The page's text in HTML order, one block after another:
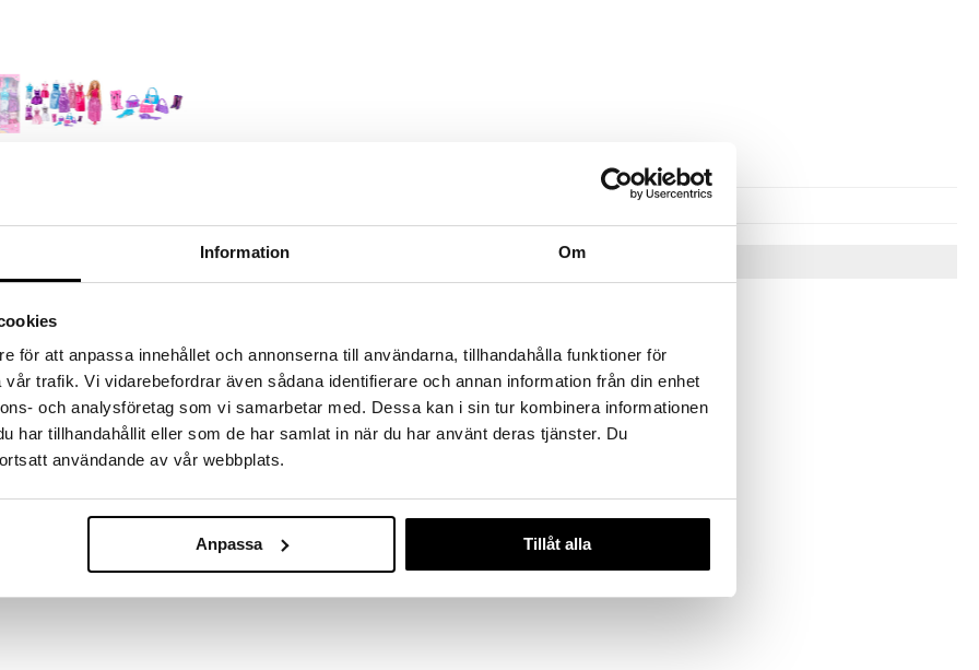
Information Om
för att anpassa innehållet och annonserna till användarna, tillhandahålla funktioner för
trafik. Vi vidarebefordrar även sådana identifierare och annan information från din enhet
och analysföretag som vi samarbetar med. Dessa kan i sin tur kombinera informationen
har tillhandahållit eller som de har samlat in när du har använt deras tjänster. Du
användande av vår webbplats.
Anpassa Tillåt alla
fundene hjem!
med fantastiske priser på en masse
frem til og med 31/8 2026 men skynd dig - dine
kan hurtigt blive udsolgt!
»
29 cm fuldt bevægelig Judith-modedukke, 10
Judith Docke legeplads &
Tilbehør
149 kr.